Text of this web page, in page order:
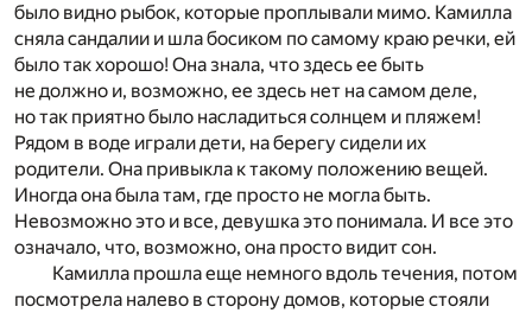
было видно рыбок, которые проплывали мимо. Камилла
сняла сандалии и шла босиком по самому краю речки, ей
было так хорошо! Она знала, что здесь ее быть
не должно и, возможно, ее здесь нет на самом деле,
но так приятно было насладиться солнцем и пляжем!
Рядом в воде играли дети, на берегу сидели их
родители. Она привыкла к такому положению вещей.
Иногда она была там, где просто не могла быть.
Невозможно это и все, девушка это понимала. И все это
означало, что, возможно, она просто видит сон.
Камилла прошла еще немного вдоль течения, потом
посмотрела налево в сторону домов, которые стояли